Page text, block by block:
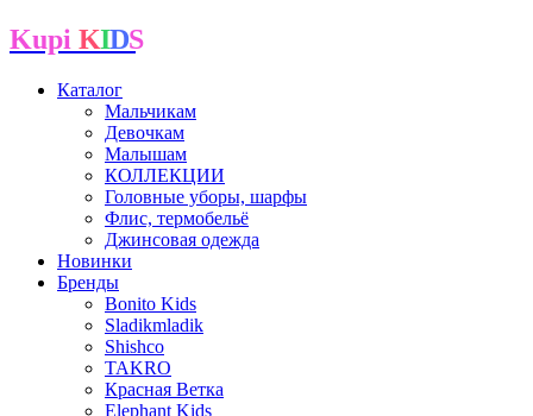
Kupi K I D S
Каталог
Мальчикам
Девочкам
Малышам
КОЛЛЕКЦИИ
Головные уборы, шарфы
Флис, термобельё
Джинсовая одежда
Новинки
Бренды
Bonito Kids
Sladikmladik
Shishco
TAKRO
Красная Ветка
Elephant Kids